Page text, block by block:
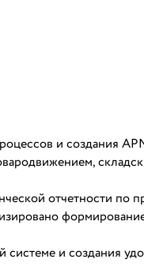
и создания
отчетности по
системе и создания